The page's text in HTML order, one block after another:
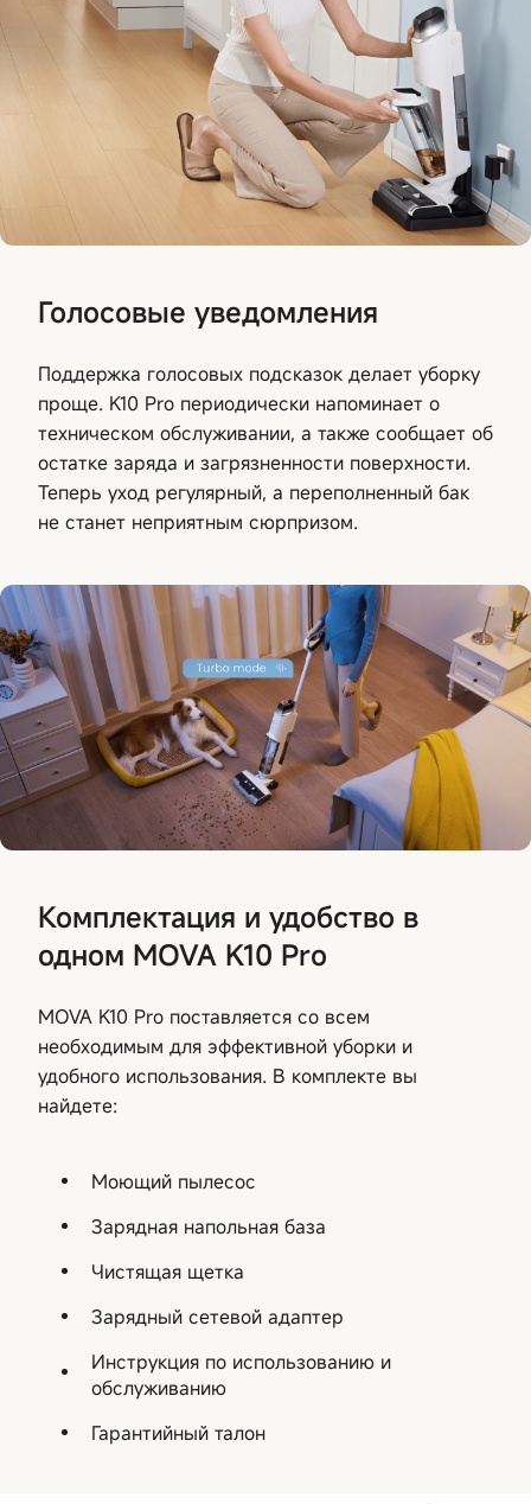
Голосовые уведомления
Поддержка голосовых подсказок делает уборку
проще. K10 Pro периодически напоминает о
техническом обслуживании, а также сообщает об
остатке заряда и загрязненности поверхности.
Теперь уход регулярный, а переполненный бак
не станет неприятным сюрпризом.
Комплектация и удобство в
одном MOVA K10 Pro
MOVA K10 Pro поставляется со всем
необходимым для эффективной уборки и
удобного использования. В комплекте вы
найдете:
Моющий пылесос
Зарядная напольная база
Чистящая щетка
Зарядный сетевой адаптер
Инструкция по использованию и
обслуживанию
Гарантийный талон